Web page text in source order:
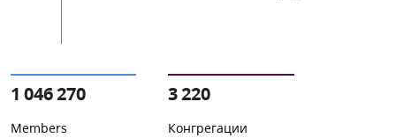
1 046 270
Members
3 220
Конгрегации